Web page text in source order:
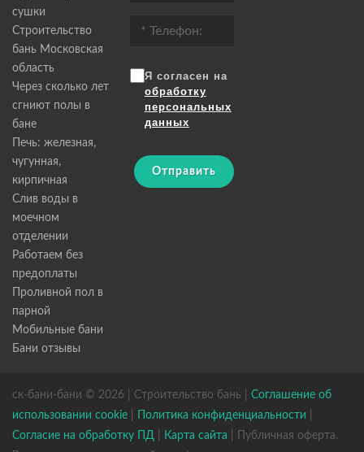
сушки
Строительство
бань Московская
область
Через сколько лет
сгниют полы в
бане
Печь: железная,
чугунная,
кирпичная
Слив воды в
моечном
отделении
Работаем без
предоплаты
Проливной пол в
парной
Мобильные бани
Бани отзывы
Я согласен на
обработку
персональных
данных
Отправить
ск-бани-бани © 2026 | Строительство бань | Соглашение об
использовании cookie
Политика конфиденциальности
Согласие на обработку ПД
Карта сайта | Публичная оферта.